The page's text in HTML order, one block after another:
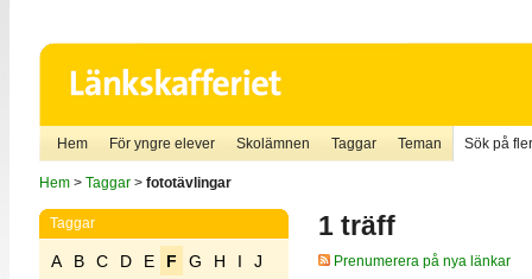
Hem För yngre elever Skolämnen Taggar Teman Sök på
Hem> Taggar> fototävlingar
Taggar
A B C D E F G H I
J
1 träff
Prenumerera på nya länkar